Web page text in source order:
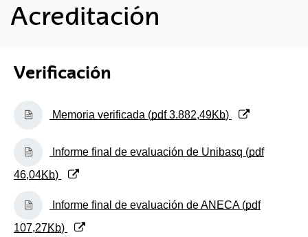
Acreditación
Verificación
(Abre una nueva ventana)
Memoria verificada (pdf3.882,49Kb)
(Abre una nueva ventana)
Informe final de evaluación de Unibasq (pdf
46,04Kb)
(Abre una nueva ventana)
Informe final de evaluación de ANECA (pdf
107,27Kb)